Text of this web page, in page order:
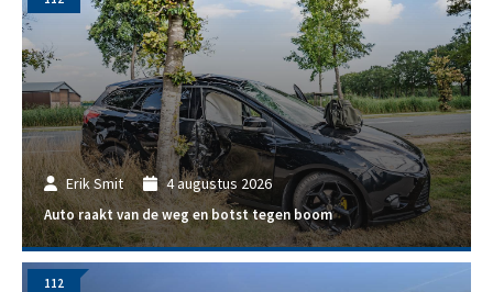
Erik Smit 4 augustus 2026
Auto raakt van de weg en botst tegen boom
112